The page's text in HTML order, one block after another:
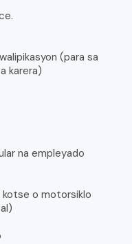
(para sa
karera)
na empleyado
kotse o motorsiklo